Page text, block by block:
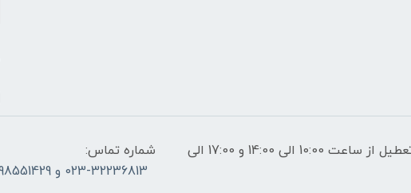
ساعات پاسخگویی: فقط روزهای غیر تعطیل از ساعت 10:00 الی 14:00 و 17:00 الی
شماره تماس:
023-32236813 و 09198551429